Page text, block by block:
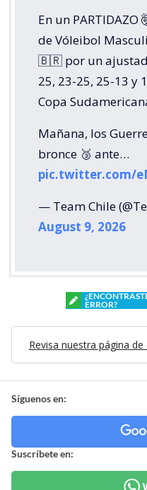
En un
de Vóleibol
🇧🇷 por un
25, 23-25, 25-13 y
Copa
Mañana, los
bronce 🥉 ante…
pic.twitter.com/
— Team Chile
August 9, 2026
ERROR?
Revisa nuestra página
Síguenos en:
Suscríbete en: